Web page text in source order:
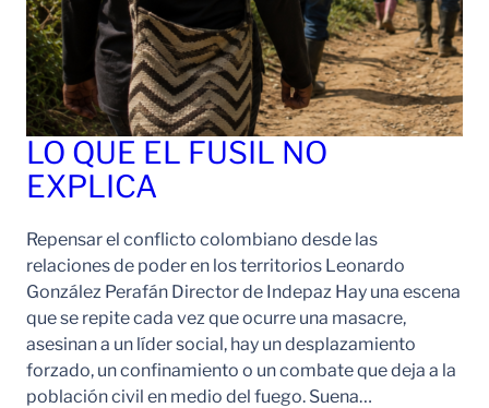
LO QUE EL FUSIL NO
EXPLICA
Repensar el conflicto colombiano desde las
relaciones de poder en los territorios Leonardo
González Perafán Director de Indepaz Hay una escena
que se repite cada vez que ocurre una masacre,
asesinan a un líder social, hay un desplazamiento
forzado, un confinamiento o un combate que deja a la
población civil en medio del fuego. Suena…